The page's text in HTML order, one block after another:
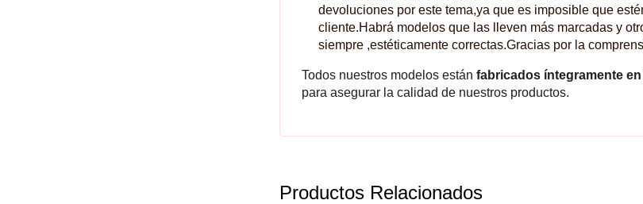
devoluciones por este tema,ya que es imposible que
cliente.Habrá modelos que las lleven más marcadas y
siempre ,estéticamente correctas.Gracias por la
Todos nuestros modelos estánfabricados íntegramente
para asegurar la calidad de nuestros productos.
Productos Relacionados